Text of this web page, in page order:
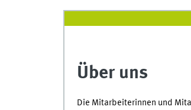
Über uns
Die Mitarbeiterinnen und